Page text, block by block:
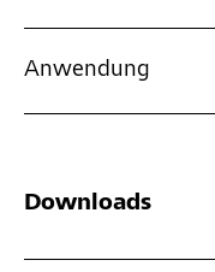
Anwendung
Downloads